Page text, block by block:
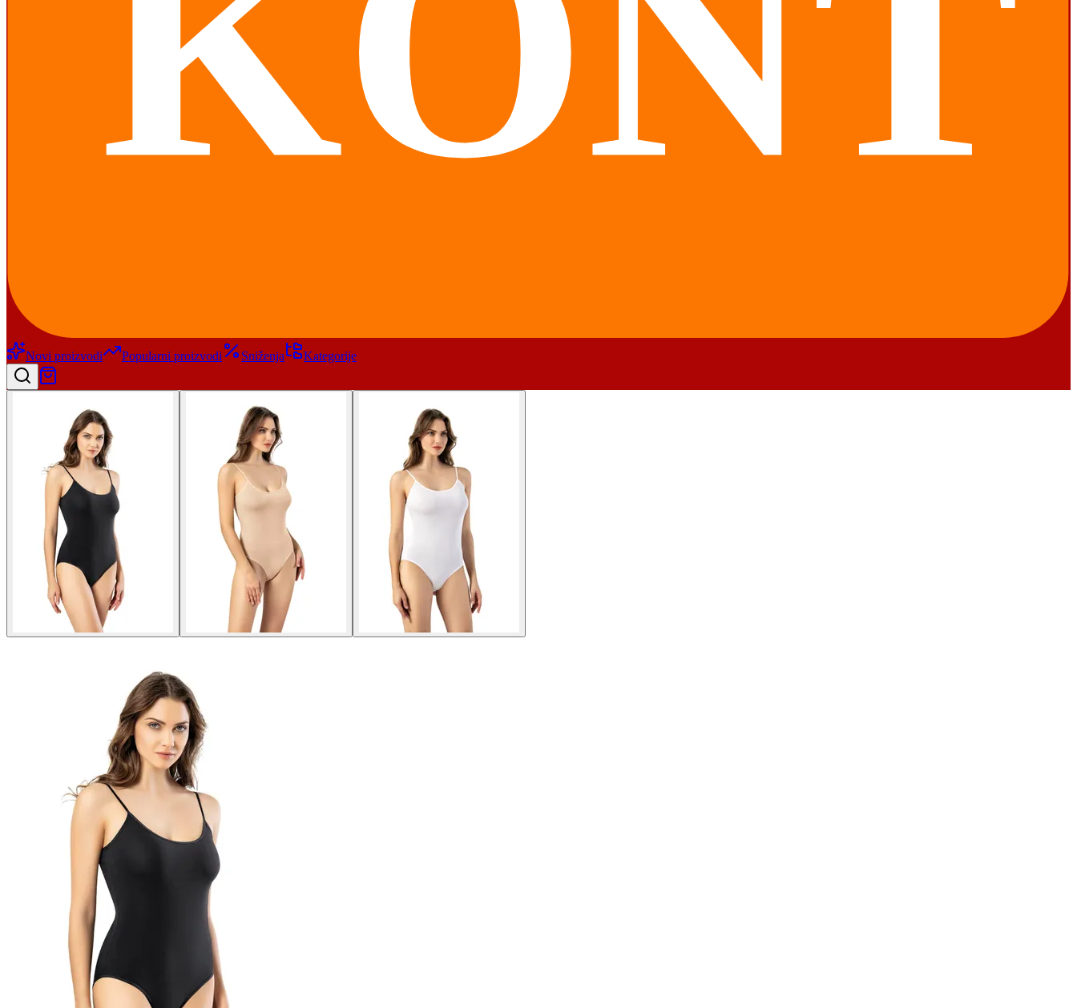
Novi proizvodi Popularni proizvodi Sniženja Kategorije